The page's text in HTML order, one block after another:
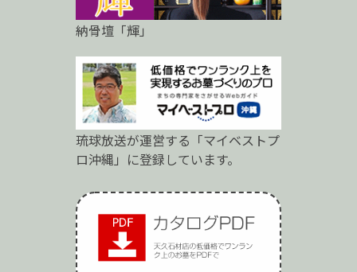
納骨壇「輝」
琉球放送が運営する「マイベストプ
ロ沖縄」に登録しています。